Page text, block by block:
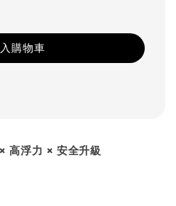
購物車
高浮力 × 安全升級